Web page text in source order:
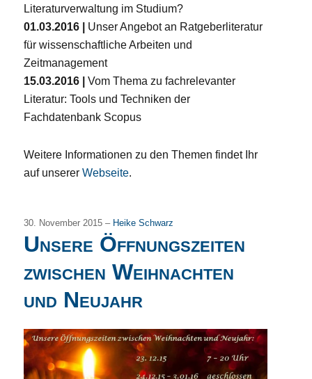
Literaturverwaltung im Studium?
01.03.2016 |
Unser Angebot an Ratgeberliteratur
für wissenschaftliche Arbeiten und
Zeitmanagement
15.03.2016 |
Vom Thema zu fachrelevanter
Literatur: Tools und Techniken der
Fachdatenbank Scopus
Weitere Informationen zu den Themen findet Ihr
auf unsererWebseite.
30. November 2015 – Heike Schwarz
Unsere Öffnungszeiten
zwischen Weihnachten
und Neujahr